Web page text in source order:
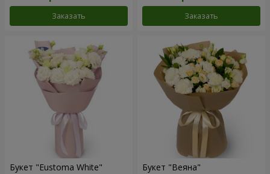
Заказать Заказать
Букет "Eustoma White" Букет "Веяна"